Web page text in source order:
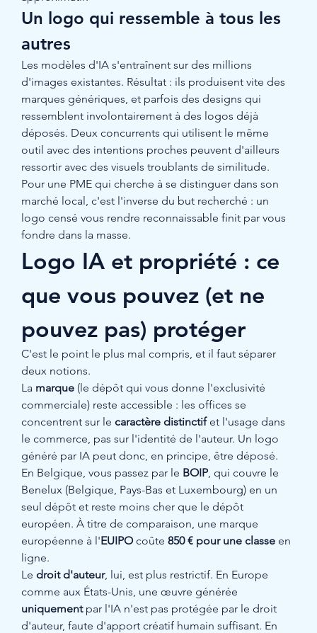
Un logo qui ressemble à tous les
autres
Les modèles d'IA s'entraînent sur des millions
d'images existantes. Résultat : ils produisent vite des
marques génériques, et parfois des designs qui
ressemblent involontairement à des logos déjà
déposés. Deux concurrents qui utilisent le même
outil avec des intentions proches peuvent d'ailleurs
ressortir avec des visuels troublants de similitude.
Pour une PME qui cherche à se distinguer dans son
marché local, c'est l'inverse du but recherché : un
logo censé vous rendre reconnaissable finit par vous
fondre dans la masse.
Logo IA et propriété : ce
que vous pouvez (et ne
pouvez pas) protéger
C'est le point le plus mal compris, et il faut séparer
deux notions.
La marque (le dépôt qui vous donne l'exclusivité
commerciale) reste accessible : les offices se
concentrent sur le caractère distinctif et l'usage dans
le commerce, pas sur l'identité de l'auteur. Un logo
généré par IA peut donc, en principe, être déposé.
En Belgique, vous passez par le BOIP, qui couvre le
Benelux (Belgique, Pays-Bas et Luxembourg) en un
seul dépôt et reste moins cher que le dépôt
européen. À titre de comparaison, une marque
européenne à l'EUIPO coûte 850 € pour une classe en
ligne.
Le droit d'auteur, lui, est plus restrictif. En Europe
comme aux États-Unis, une œuvre générée
uniquement par l'IA n'est pas protégée par le droit
d'auteur, faute d'apport créatif humain suffisant. En